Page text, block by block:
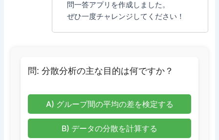
問一答アプリを作成しました。
ぜひ一度チャレンジしてください！
問: 分散分析の主な目的は何ですか？
A) グループ間の平均の差を検定する
B) データの分散を計算する